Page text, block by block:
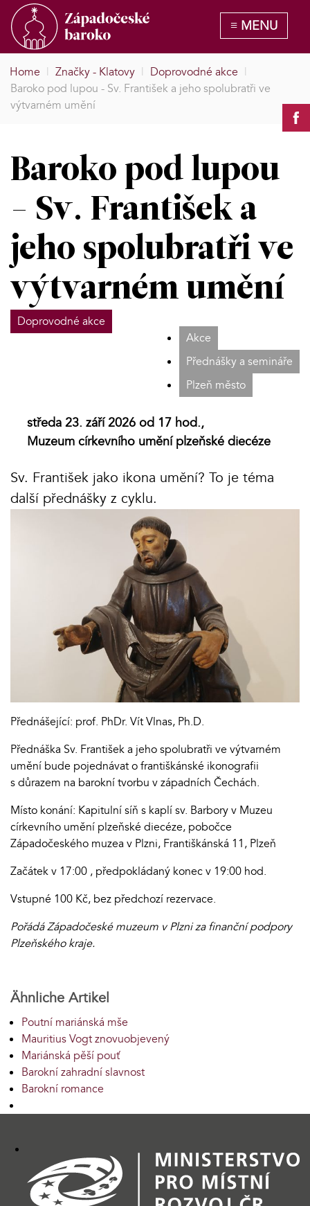
Home | Značky - Klatovy | Doprovodné akce |
Baroko pod lupou - Sv. František a jeho spolubratři ve
výtvarném umění
Baroko pod lupou
- Sv. František a
jeho spolubratři ve
výtvarném umění
Doprovodné akce
Akce
Přednášky a semináře
Plzeň město
středa 23. září 2026 od 17 hod.,
Muzeum církevního umění plzeňské diecéze
Sv. František jako ikona umění? To je téma
další přednášky z cyklu.
Přednášející: prof. PhDr. Vít Vlnas, Ph.D.
Přednáška Sv. František a jeho spolubratři ve výtvarném
umění bude pojednávat o františkánské ikonografii
s důrazem na barokní tvorbu v západních Čechách.
Místo konání: Kapitulní síň s kaplí sv. Barbory v Muzeu
církevního umění plzeňské diecéze, pobočce
Západočeského muzea v Plzni, Františkánská 11, Plzeň
Začátek v 17:00 , předpokládaný konec v 19:00 hod.
Vstupné 100 Kč, bez předchozí rezervace.
Pořádá Západočeské muzeum v Plzni za finanční podpory
Plzeňského kraje.
Ähnliche Artikel
Poutní mariánská mše
Mauritius Vogt znovuobjevený
Mariánská pěší pouť
Barokní zahradní slavnost
Barokní romance